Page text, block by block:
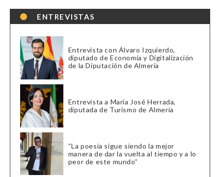
ENTREVISTAS
Entrevista con Álvaro Izquierdo,
diputado de Economía y Digitalización
de la Diputación de Almería
Entrevista a María José Herrada,
diputada de Turismo de Almería
“La poesía sigue siendo la mejor
manera de dar la vuelta al tiempo y a lo
peor de este mundo”